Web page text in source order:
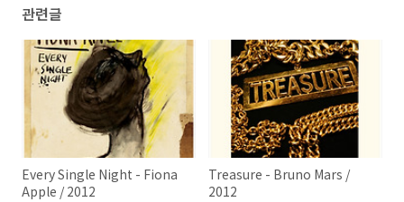
관련글
Every Single Night - Fiona
Apple / 2012
Treasure - Bruno Mars /
2012